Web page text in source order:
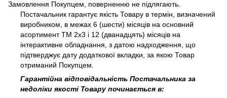
Замовлення Покупцем, поверненню не підлягають.
Постачальник гарантує якість Товару в термін, визначений
виробником, в межах 6 (шести) місяців на основний
асортимент ТМ 2х3 і 12 (дванадцять) місяців на
інтерактивне обладнання, з датою надходження, що
підтверджує дату додаткової вкладки, за якою Товар
отриманий Покупцем.
Гарантійна відповідальність Постачальника за
недоліки якості Товару починається в: